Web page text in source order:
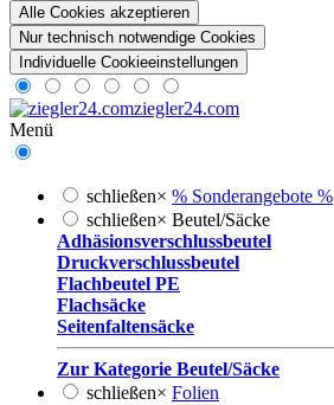
Alle Cookies akzeptieren
Nur technisch notwendige Cookies
Individuelle Cookieeinstellungen
ziegler24.com
Menü
schließen× % Sonderangebote %
schließen× Beutel/Säcke
Adhäsionsverschlussbeutel
Druckverschlussbeutel
Flachbeutel PE
Flachsäcke
Seitenfaltensäcke
Zur Kategorie Beutel/Säcke
schließen× Folien